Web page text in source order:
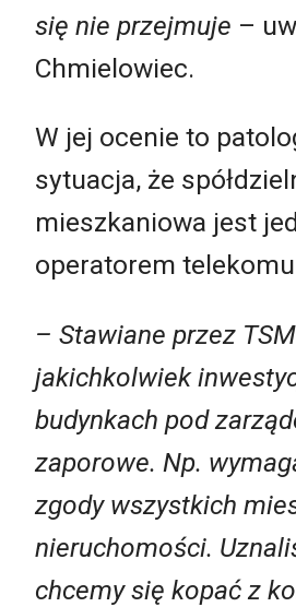
się nie przejmuje –
Chmielowiec.
W jej ocenie to
sytuacja, że
mieszkaniowa jest
operatorem
– Stawiane przez
jakichkolwiek
budynkach pod
zaporowe. Np.
zgody wszystkich
nieruchomości.
chcemy się kopać z